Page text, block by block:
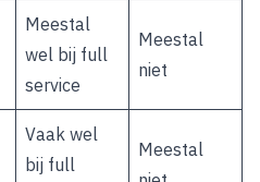
Meestal
wel bij full
service
Meestal
niet
Vaak wel
bij full
Meestal